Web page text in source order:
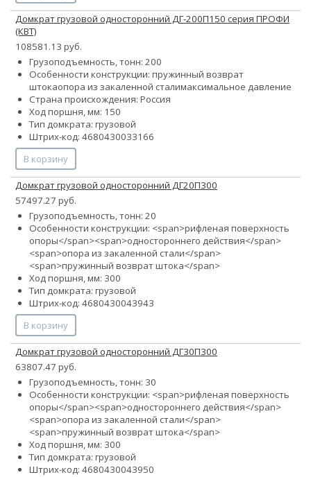
Домкрат грузовой односторонний ДГ-200П150 серия ПРОФИ
(КВТ)
108581.13 руб.
Грузоподъемность, тонн: 200
Особенности конструкции: пружинный возврат
штокаопора из закаленной сталимаксимальное давление
Страна происхождения: Россия
Ход поршня, мм: 150
Тип домкрата: грузовой
Штрих-код: 4680430033166
В корзину
Домкрат грузовой односторонний ДГ20П300
57497.27 руб.
Грузоподъемность, тонн: 20
Особенности конструкции: <span>рифленая поверхность
опоры</span><span>одностороннего действия</span>
<span>опора из закаленной стали</span>
<span>пружинный возврат штока</span>
Ход поршня, мм: 300
Тип домкрата: грузовой
Штрих-код: 4680430043943
В корзину
Домкрат грузовой односторонний ДГ30П300
63807.47 руб.
Грузоподъемность, тонн: 30
Особенности конструкции: <span>рифленая поверхность
опоры</span><span>одностороннего действия</span>
<span>опора из закаленной стали</span>
<span>пружинный возврат штока</span>
Ход поршня, мм: 300
Тип домкрата: грузовой
Штрих-код: 4680430043950